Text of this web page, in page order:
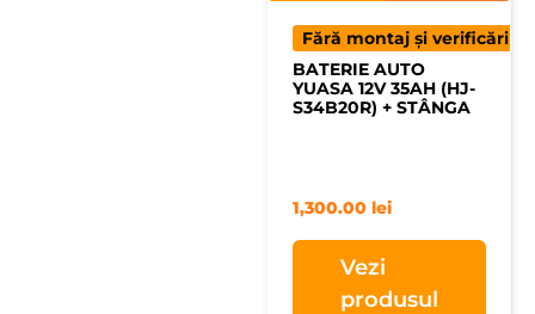
Fără montaj și verificări
BATERIE AUTO
YUASA 12V 35AH (HJ-
S34B20R) + STÂNGA
1,300.00 lei
Vezi
produsul